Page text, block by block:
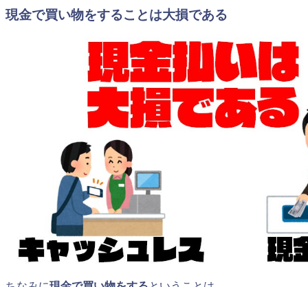
現金で買い物をすることは大損である